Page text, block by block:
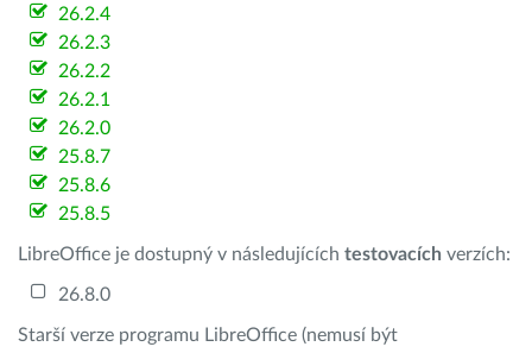
26.2.4
26.2.3
26.2.2
26.2.1
26.2.0
25.8.7
25.8.6
25.8.5
LibreOffice je dostupný v následujících testovacích verzích:
26.8.0
Starší verze programu LibreOffice (nemusí být